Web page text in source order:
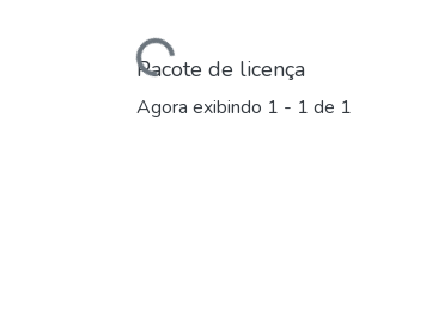
Carregando...Pacote de licença
Agora exibindo 1 - 1 de 1